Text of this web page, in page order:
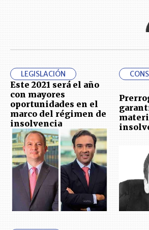
LEGISLACIÓN
Este 2021 será el año
con mayores
oportunidades en el
marco del régimen de
insolvencia